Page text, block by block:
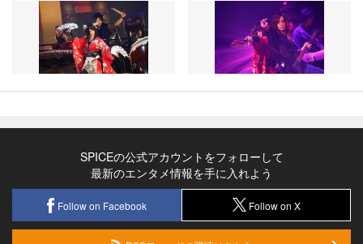
SPICEの公式アカウントをフォローして
最新のエンタメ情報を手に入れよう
Follow on Facebook Follow on X